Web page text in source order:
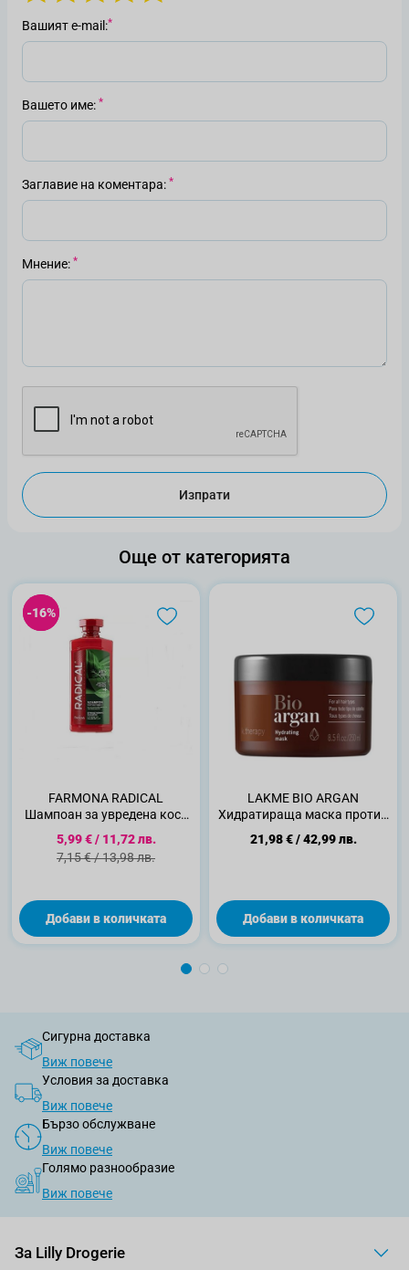
Вашият е-mail
Вашето име
Заглавие на коментара
Мнение
Изпрати
Още от категорията
-16%
-16%
FARMONA RADICAL
Шампоан за увредена коса
против косопад, 400 мл.
Специална цена
5,99 €/ 11,72 лв.
Стандартна цена
7,15 €/13,98 лв.
Добави в количката
LAKME BIO ARGAN
Хидратиращa маска против
накъсванe, 250 мл.
21,98 €/42,99 лв.
Добави в количката
Сигурна доставка
Виж повече
Условия за доставка
Виж повече
Бързо обслужване
Виж повече
Голямо разнообразие
Виж повече
За Lilly Drogerie